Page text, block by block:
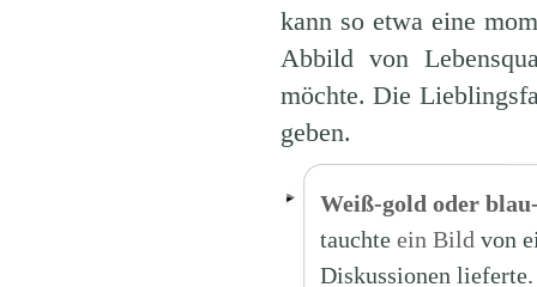
kann so etwa eine
Abbild von
möchte. Die
geben.
Weiß-gold oder
tauchte ein Bild von
Diskussionen